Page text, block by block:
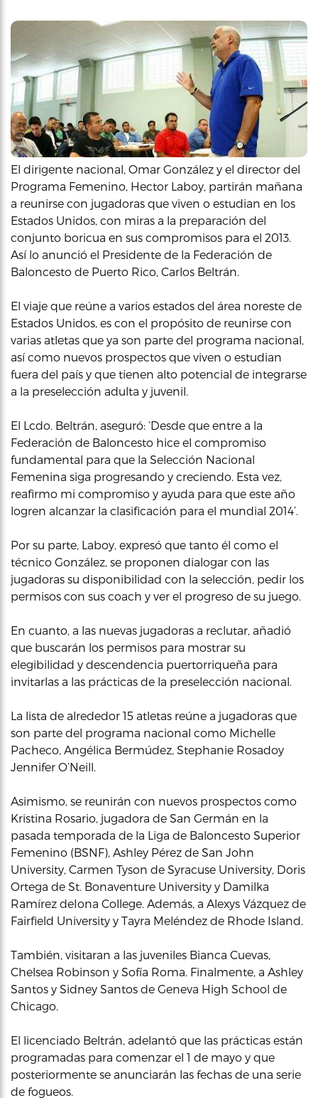
El dirigente nacional, Omar González y el director del
Programa Femenino, Hector Laboy, partirán mañana
a reunirse con jugadoras que viven o estudian en los
Estados Unidos, con miras a la preparación del
conjunto boricua en sus compromisos para el 2013.
Así lo anunció el Presidente de la Federación de
Baloncesto de Puerto Rico, Carlos Beltrán.
El viaje que reúne a varios estados del área noreste de
Estados Unidos, es con el propósito de reunirse con
varias atletas que ya son parte del programa nacional,
así como nuevos prospectos que viven o estudian
fuera del país y que tienen alto potencial de integrarse
a la preselección adulta y juvenil.
El Lcdo. Beltrán, aseguró: ‘Desde que entre a la
Federación de Baloncesto hice el compromiso
fundamental para que la Selección Nacional
Femenina siga progresando y creciendo. Esta vez,
reafirmo mi compromiso y ayuda para que este año
logren alcanzar la clasificación para el mundial 2014’.
Por su parte, Laboy, expresó que tanto él como el
técnico González, se proponen dialogar con las
jugadoras su disponibilidad con la selección, pedir los
permisos con sus coach y ver el progreso de su juego.
En cuanto, a las nuevas jugadoras a reclutar, añadió
que buscarán los permisos para mostrar su
elegibilidad y descendencia puertorriqueña para
invitarlas a las prácticas de la preselección nacional.
La lista de alrededor 15 atletas reúne a jugadoras que
son parte del programa nacional como Michelle
Pacheco, Angélica Bermúdez, Stephanie Rosadoy
Jennifer O’Neill.
Asimismo, se reunirán con nuevos prospectos como
Kristina Rosario, jugadora de San Germán en la
pasada temporada de la Liga de Baloncesto Superior
Femenino (BSNF), Ashley Pérez de San John
University, Carmen Tyson de Syracuse University, Doris
Ortega de St. Bonaventure University y Damilka
Ramírez deIona College. Además, a Alexys Vázquez de
Fairfield University y Tayra Meléndez de Rhode Island.
También, visitaran a las juveniles Bianca Cuevas,
Chelsea Robinson y Sofía Roma. Finalmente, a Ashley
Santos y Sidney Santos de Geneva High School de
Chicago.
El licenciado Beltrán, adelantó que las prácticas están
programadas para comenzar el 1 de mayo y que
posteriormente se anunciarán las fechas de una serie
de fogueos.